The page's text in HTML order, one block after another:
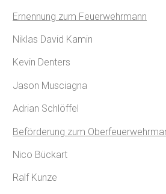
Ernennung zum Feuerwehrmann
Niklas David Kamin
Kevin Denters
Jason Musciagna
Adrian Schlöffel
Beförderung zum
Nico Bückart
Ralf Kunze